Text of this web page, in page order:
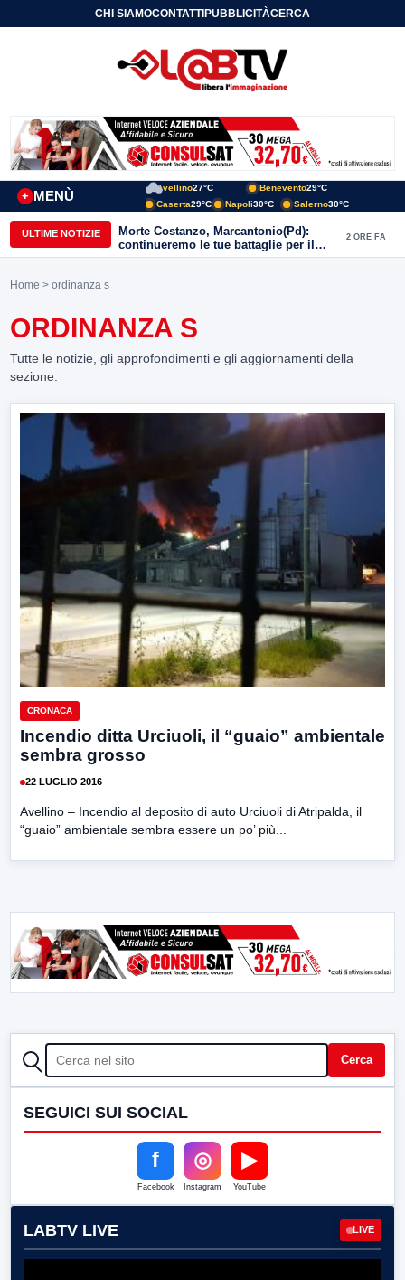
CHI SIAMOCONTATTIPUBBLICITÀCERCA
MENÙ
+
Avellino27°C Benevento29°C
Caserta29°C Napoli30°C Salerno30°C
ULTIME NOTIZIE
Morte Costanzo, Marcantonio(Pd):
continueremo le tue battaglie per il
Sannio
2 ORE FA
Home > ordinanza s
ORDINANZA S
Tutte le notizie, gli approfondimenti e gli aggiornamenti della
sezione.
CRONACA
Incendio ditta Urciuoli, il “guaio” ambientale
sembra grosso
22 LUGLIO 2016
Avellino – Incendio al deposito di auto Urciuoli di Atripalda, il
“guaio” ambientale sembra essere un po’ più...
CERCA Cerca
SEGUICI SUI SOCIAL
f
Facebook
◎
Instagram
▶
YouTube
LABTV LIVE LIVE